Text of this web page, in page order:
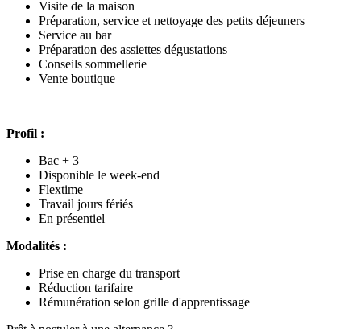
Visite de la maison
Préparation, service et nettoyage des petits déjeuners
Service au bar
Préparation des assiettes dégustations
Conseils sommellerie
Vente boutique
Profil :
Bac + 3
Disponible le week-end
Flextime
Travail jours fériés
En présentiel
Modalités :
Prise en charge du transport
Réduction tarifaire
Rémunération selon grille d'apprentissage